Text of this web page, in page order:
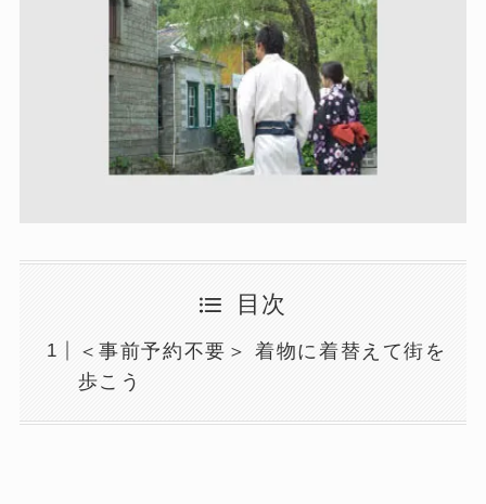
目次
＜事前予約不要＞ 着物に着替えて街を
歩こう​